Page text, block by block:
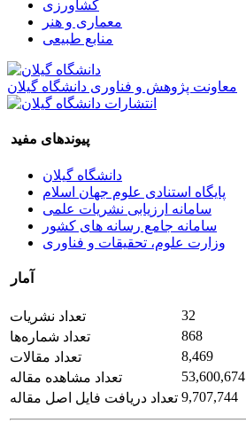
کشاورزی
معماری و هنر
منابع طبیعی
معاونت پژوهش و فناوری دانشگاه گیلان
پیوندهای مفید
دانشگاه گیلان
پایگاه استنادی علوم جهان اسلام
سامانه ارزیابی نشریات علمی
سامانه جامع رسانه های کشور
وزارت علوم، تحقیقات و فناوری
آمار
تعداد نشریات
32
تعداد شماره‌ها
868
تعداد مقالات
8,469
تعداد مشاهده مقاله
53,600,674
تعداد دریافت فایل اصل مقاله 9,707,744